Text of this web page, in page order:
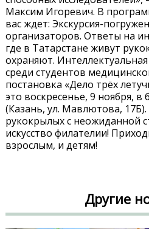
Максим Игоревич. В
вас ждет: Экскурсия-
организаторов. Ответы на
где в Татарстане живут
охраняют.
среди студентов
постановка «Дело трёх
это воскресенье, 9 ноября, в
(Казань, ул. Мавлютова,
рукокрылых с неожиданной
искусство филателии!
взрослым, и детям!
Другие